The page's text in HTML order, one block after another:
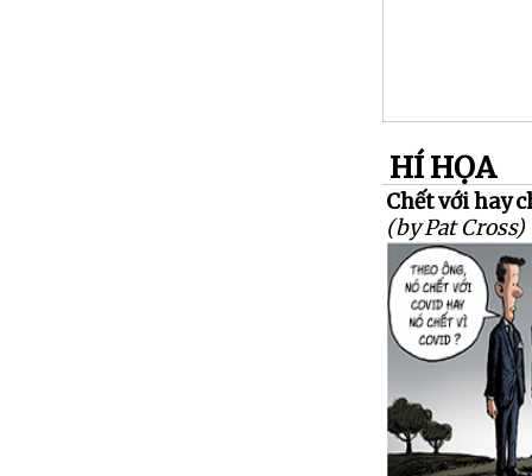
HÍ HỌA
Chết với hay
(by Pat Cross)